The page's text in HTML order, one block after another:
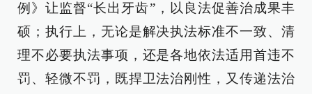
例》让监督“长出牙齿”，以良法促善治成果丰
硕；执行上，无论是解决执法标准不一致、清
理不必要执法事项，还是各地依法适用首违不
罚、轻微不罚，既捍卫法治刚性，又传递法治